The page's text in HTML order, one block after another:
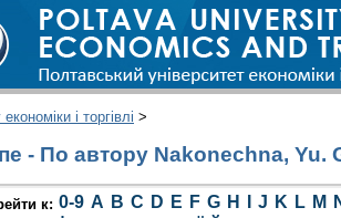
і торгівлі >
- По автору Nakonechna, Yu.
к: 0-9 A B C D E F G H J K L M